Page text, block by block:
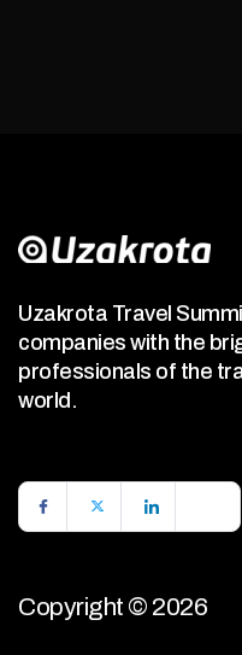
Uzakrota Travel
companies with the
professionals of the
world.
Copyright © 2026